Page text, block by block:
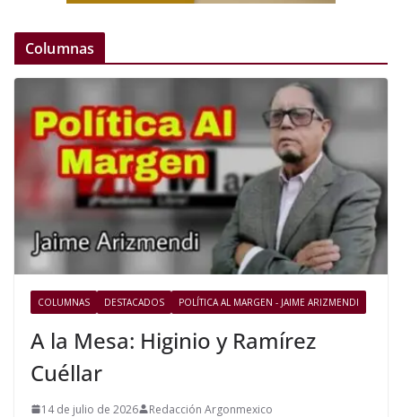
Columnas
COLUMNAS DESTACADOS POLÍTICA AL MARGEN - JAIME ARIZMENDI
A la Mesa: Higinio y Ramírez
Cuéllar
14 de julio de 2026 Redacción Argonmexico